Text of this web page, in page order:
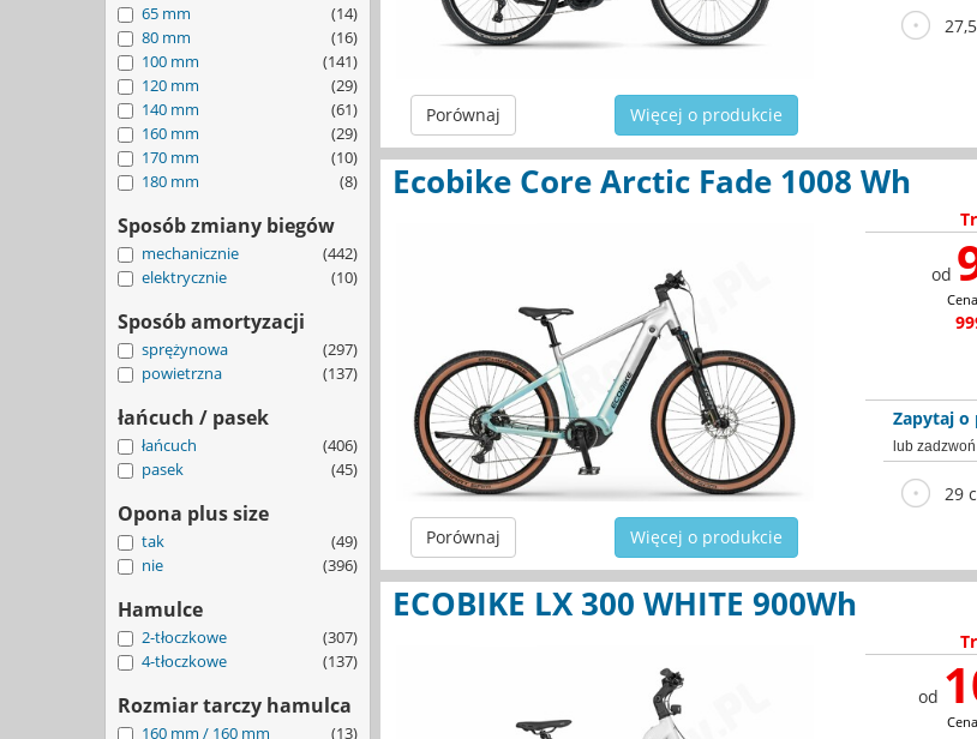
65 mm
(14)
80 mm
(16)
100 mm
(141)
120 mm
(29)
140 mm
(61)
160 mm
(29)
170 mm
(10)
180 mm
(8)
Sposób zmiany biegów
mechanicznie
(442)
elektrycznie
(10)
Sposób amortyzacji
sprężynowa
(297)
powietrzna
(137)
łańcuch / pasek
łańcuch
(406)
pasek
(45)
Opona plus size
tak
(49)
nie
(396)
Hamulce
2-tłoczkowe
(307)
4-tłoczkowe
(137)
Rozmiar tarczy hamulca
160 mm / 160 mm (13)
Porównaj Więcej o produkcie
Ecobike Core Arctic Fade 1008 Wh
Porównaj Więcej o produkcie
od
Zapytaj
lub
29
ECOBIKE LX 300 WHITE 900Wh
od